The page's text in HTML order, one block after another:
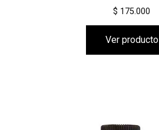
$ 175.000
Ver producto